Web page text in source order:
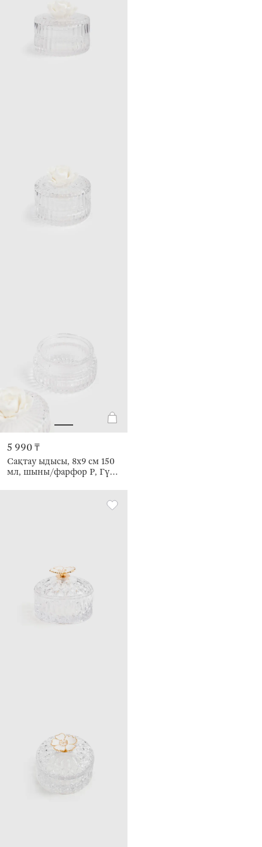
5 990 ₸
Сақтау ыдысы, 8х9 см 150
мл, шыны/фарфор Р, Гүл,